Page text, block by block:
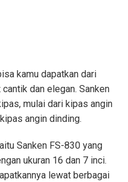
kamu dapatkan dari
dan elegan. Sanken
mulai dari kipas angin
angin dinding.
Sanken FS-830 yang
ukuran 16 dan 7 inci.
lewat berbagai